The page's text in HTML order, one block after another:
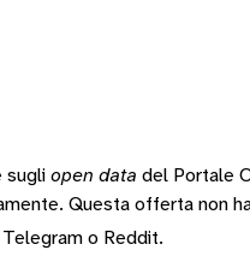
sugli open data del Portale
Questa offerta non
Telegram o Reddit.